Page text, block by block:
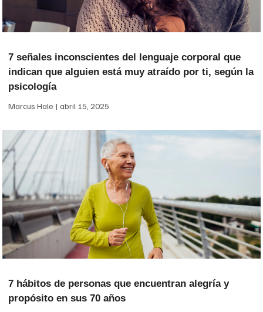
7 señales inconscientes del lenguaje corporal que
indican que alguien está muy atraído por ti, según la
psicología
Marcus Hale abril 15, 2025
7 hábitos de personas que encuentran alegría y
propósito en sus 70 años